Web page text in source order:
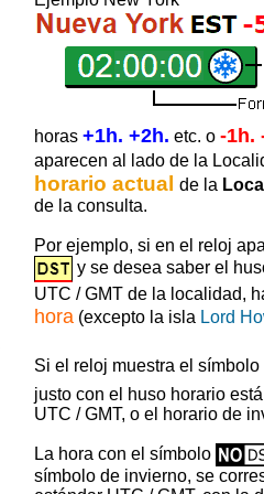
horas +1h. +2h. etc. o -1h.
aparecen al lado de la
horario actual de la
de la consulta.
Por ejemplo, si en el reloj
y se desea saber el
UTC / GMT de la localidad,
hora (excepto la isla Lord
Si el reloj muestra el símbolo
justo con el huso horario
UTC / GMT, o el horario de
La hora con el símbolo
símbolo de invierno, se